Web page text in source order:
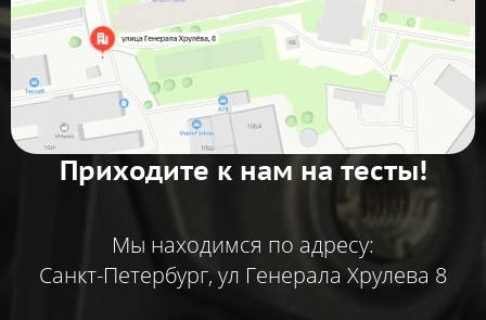
Приходите к нам на тесты!
Мы находимся по адресу:
Санкт-Петербург, ул Генерала Хрулева 8